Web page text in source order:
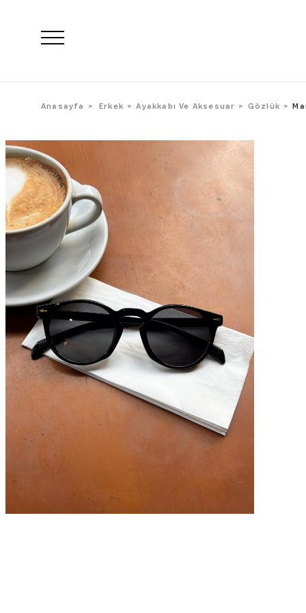
Anasayfa Erkek Ayakkabı Ve Aksesuar Gözlük